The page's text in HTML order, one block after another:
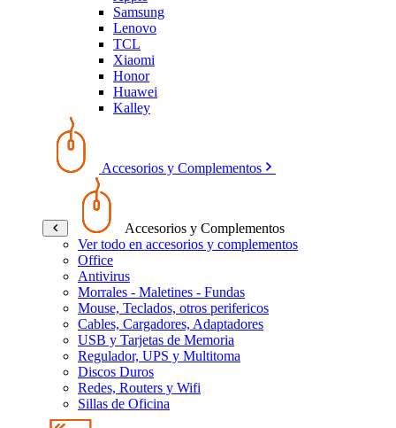
Samsung
Lenovo
TCL
Xiaomi
Honor
Huawei
Kalley
Accesorios y Complementos
Accesorios y Complementos
Ver todo en accesorios y complementos
Office
Antivirus
Morrales - Maletines - Fundas
Mouse, Teclados, otros perifericos
Cables, Cargadores, Adaptadores
USB y Tarjetas de Memoria
Regulador, UPS y Multitoma
Discos Duros
Redes, Routers y Wifi
Sillas de Oficina